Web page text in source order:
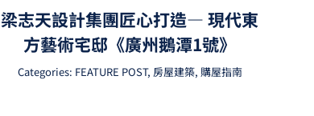
梁志天設計集團匠心打造— 現代東
方藝術宅邸《廣州鵝潭1號》
Categories: FEATURE POST, 房屋建築, 購屋指南